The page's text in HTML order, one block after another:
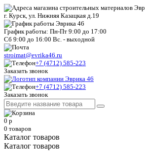
г. Курск, ул. Нижняя Казацкая д.19
График работы: Пн-Пт 9:00 до 17:00
Сб 9:00 до 16:00 Вс. - выходной
stroimat@evrika46.ru
+7 (4712) 585-223
Заказать звонок
+7 (4712) 585-223
Заказать звонок
0 р
0 товаров
Каталог товаров
Каталог товаров